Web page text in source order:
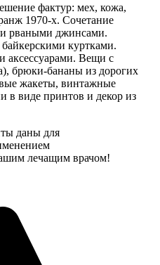
фактур: мех, кожа,
1970-х. Сочетание
рваными джинсами.
куртками.
аксессуарами. Вещи с
брюки-бананы из дорогих
жакеты, винтажные
в виде принтов и декор из
даны для
лечащим врачом!